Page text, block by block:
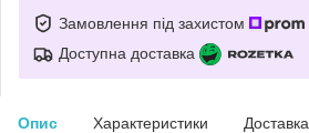
Замовлення під захистом
Доступна доставка
Опис Характеристики Доставка